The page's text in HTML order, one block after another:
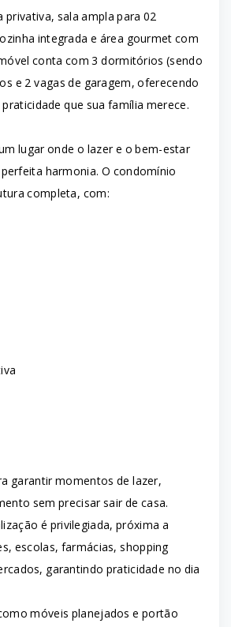
privativa, sala ampla para 02
integrada e área gourmet com
conta com 3 dormitórios (sendo
e 2 vagas de garagem, oferecendo
que sua família merece.
lugar onde o lazer e o bem-estar
harmonia. O condomínio
completa, com:
garantir momentos de lazer,
sem precisar sair de casa.
é privilegiada, próxima a
escolas, farmácias, shopping
garantindo praticidade no dia
móveis planejados e portão